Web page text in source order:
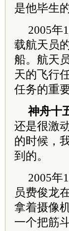
是他毕生
2005年
载航天员
船。航天
天的飞行
任务的重
神舟十
还是很激
的时候，
到的。
2005年
员费俊龙
拿着摄像
一个把筋